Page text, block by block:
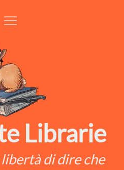
Librarie
di dire che